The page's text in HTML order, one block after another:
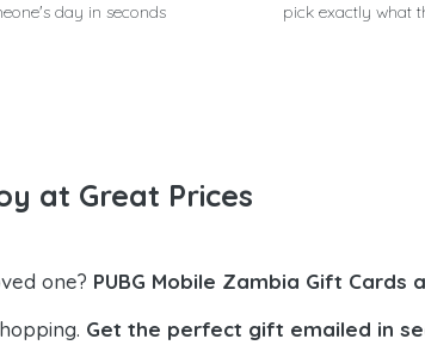
day in seconds
pick exactly what
at Great Prices
one? PUBG Mobile Zambia Gift
Get the perfect gift emailed in